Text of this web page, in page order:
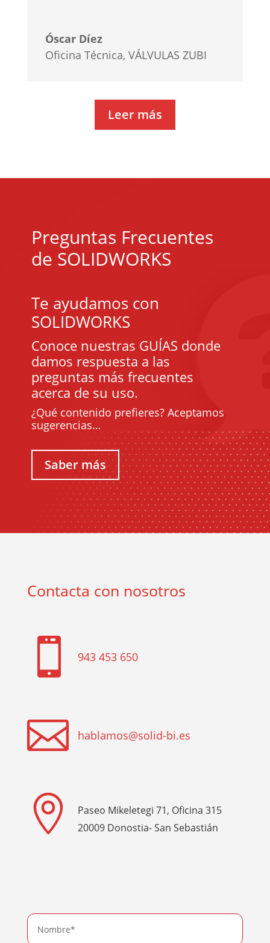
Óscar Díez
Oficina Técnica, VÁLVULAS ZUBI
Leer más
Preguntas Frecuentes
de SOLIDWORKS
Te ayudamos con
SOLIDWORKS
Conoce nuestras GUÍAS donde
damos respuesta a las
preguntas más frecuentes
acerca de su uso.
¿Qué contenido prefieres? Aceptamos
sugerencias…
Saber más
Contacta con nosotros
 943 453 650
 hablamos@solid-bi.es

Paseo Mikeletegi 71, Oficina 315
20009 Donostia- San Sebastián